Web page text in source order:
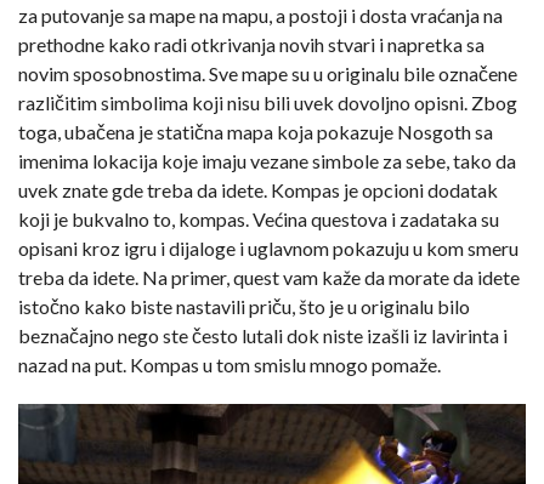
za putovanje sa mape na mapu, a postoji i dosta vraćanja na
prethodne kako radi otkrivanja novih stvari i napretka sa
novim sposobnostima. Sve mape su u originalu bile označene
različitim simbolima koji nisu bili uvek dovoljno opisni. Zbog
toga, ubačena je statična mapa koja pokazuje Nosgoth sa
imenima lokacija koje imaju vezane simbole za sebe, tako da
uvek znate gde treba da idete. Kompas je opcioni dodatak
koji je bukvalno to, kompas. Većina questova i zadataka su
opisani kroz igru i dijaloge i uglavnom pokazuju u kom smeru
treba da idete. Na primer, quest vam kaže da morate da idete
istočno kako biste nastavili priču, što je u originalu bilo
beznačajno nego ste često lutali dok niste izašli iz lavirinta i
nazad na put. Kompas u tom smislu mnogo pomaže.